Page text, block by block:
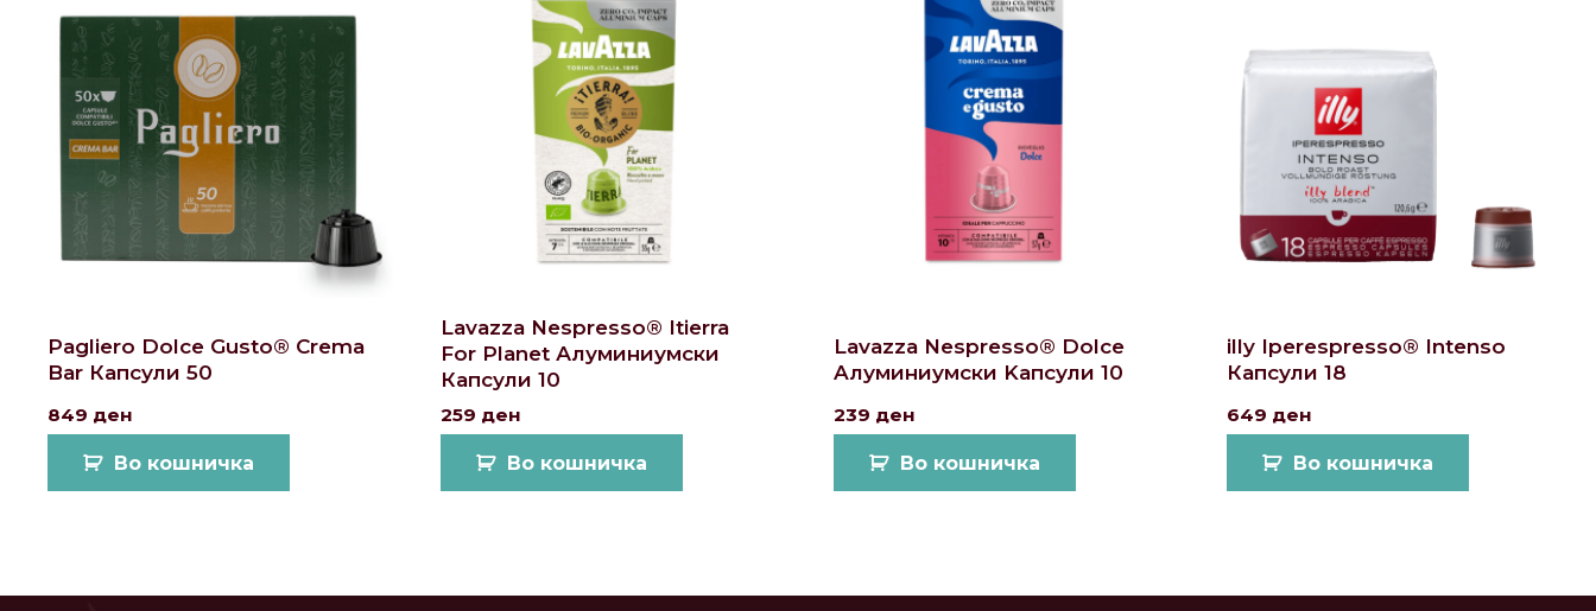
Pagliero Dolce Gusto® Crema
Bar Капсули 50
849 ден
Во кошничка
Lavazza Nespresso® Itierra
For Planet Алуминиумски
Капсули 10
259 ден
Во кошничка
Lavazza Nespresso® Dolce
Aлуминиумски Kапсули 10
239 ден
Во кошничка
illy Iperespresso® Intenso
Капсули 18
649 ден
Во кошничка